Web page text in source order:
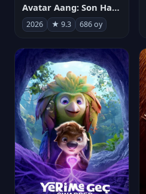
Avatar Aang: Son Havabükücü
2026 ★ 9.3 686 oy